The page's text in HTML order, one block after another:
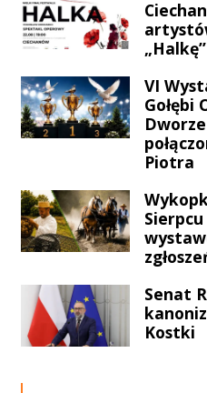
oraz
„Halkę”
VI
Gołębi
Piotra
Senat
Kostki